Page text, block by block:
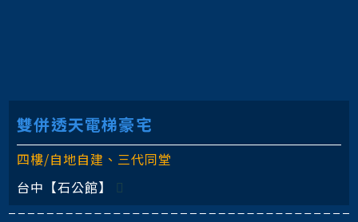
雙併透天電梯豪宅
四樓/自地自建、三代同堂
台中【石公館】